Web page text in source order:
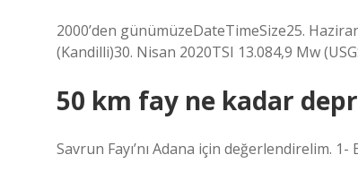
2000’den günümüzeDateTimeSize25.
(Kandilli)30. Nisan 2020TSI 13.084,9 Mw
50 km fay ne kadar
Savrun Fayı’nı Adana için değerlendirelim.